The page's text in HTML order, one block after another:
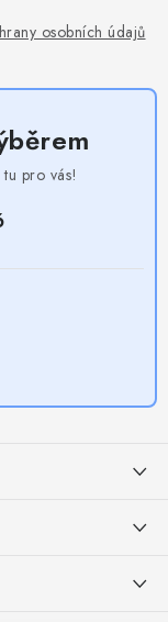
osobních údajů
pro vás!